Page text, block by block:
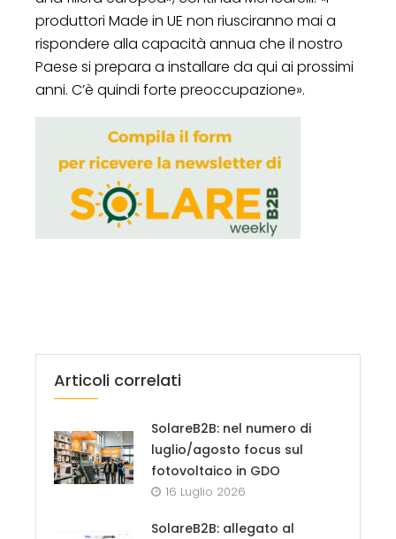
produttori Made in UE non riusciranno mai a
rispondere alla capacità annua che il nostro
Paese si prepara a installare da qui ai prossimi
anni. C’è quindi forte preoccupazione».
Articoli correlati
SolareB2B: nel numero di
luglio/agosto focus sul
fotovoltaico in GDO
16 Luglio 2026
SolareB2B: allegato al